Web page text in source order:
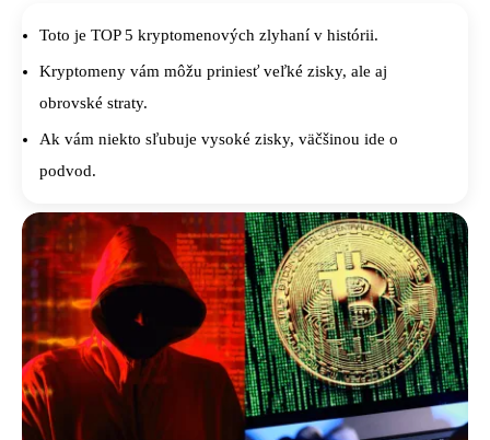
Toto je TOP 5 kryptomenových zlyhaní v histórii.
Kryptomeny vám môžu priniesť veľké zisky, ale aj
obrovské straty.
Ak vám niekto sľubuje vysoké zisky, väčšinou ide o
podvod.